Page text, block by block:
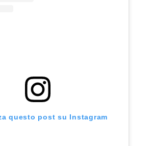
questo post su Instagram